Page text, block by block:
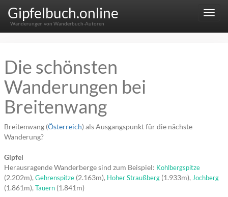
Menu
Gipfelbuch.online
Wanderungen von Wanderbuch-Autoren
Die schönsten
Wanderungen bei
Breitenwang
Breitenwang (Österreich) als Ausgangspunkt für die nächste
Wanderung?
Gipfel
Herausragende Wanderberge sind zum Beispiel: Kohlbergspitze
(2.202m), Gehrenspitze (2.163m), Hoher Straußberg (1.933m), Jochberg
(1.861m), Tauern (1.841m)